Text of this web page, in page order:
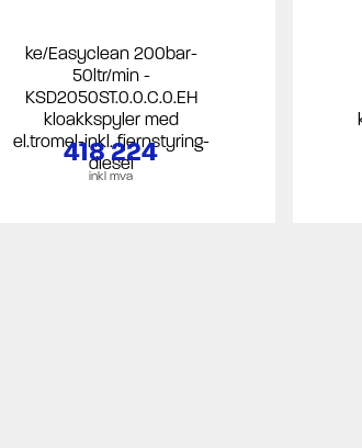
ke/Easyclean 200bar-
50ltr/min -
KSD2050ST.0.0.C.0.EH
kloakkspyler med
el.tromel-inkl. fjernstyring-
diesel
418 224
inkl mva